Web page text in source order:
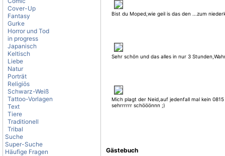
Cover-Up
Fantasy
Gurke
Horror und Tod
in progress
Japanisch
Keltisch
Liebe
Natur
Porträt
Religiös
Schwarz-Weiß
Tattoo-Vorlagen
Text
Tiere
Traditionell
Tribal
Suche
Super-Suche
Häufige Fragen
Bist du Moped,wie geil is das den ...zum
Sehr schön und das alles in nur 3
Mich plagt der Neid,auf jedenfall mal kein
sehrrrrrr schööönnn ;)
Gästebuch